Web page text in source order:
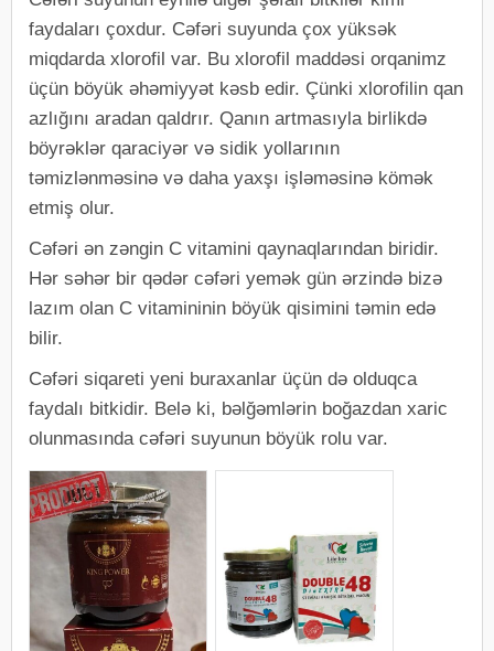
faydaları çoxdur. Cəfəri suyunda çox yüksək
miqdarda xlorofil var. Bu xlorofil maddəsi orqanimz
üçün böyük əhəmiyyət kəsb edir. Çünki xlorofilin qan
azlığını aradan qaldrır. Qanın artmasıyla birlikdə
böyrəklər qaraciyər və sidik yollarının
təmizlənməsinə və daha yaxşı işləməsinə kömək
etmiş olur.
Cəfəri ən zəngin C vitamini qaynaqlarından biridir.
Hər səhər bir qədər cəfəri yemək gün ərzində bizə
lazım olan C vitamininin böyük qisimini təmin edə
bilir.
Cəfəri siqareti yeni buraxanlar üçün də olduqca
faydalı bitkidir. Belə ki, bəlğəmlərin boğazdan xaric
olunmasında cəfəri suyunun böyük rolu var.